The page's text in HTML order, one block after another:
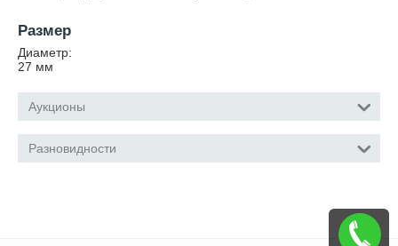
Размер
Диаметр:
27 мм
Аукционы
Разновидности